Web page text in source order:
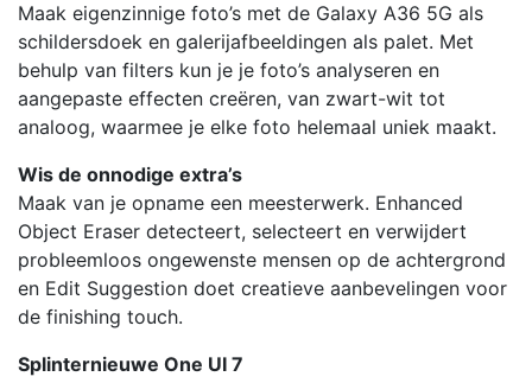
Maak eigenzinnige foto’s met de Galaxy A36 5G als
schildersdoek en galerijafbeeldingen als palet. Met
behulp van filters kun je je foto’s analyseren en
aangepaste effecten creëren, van zwart-wit tot
analoog, waarmee je elke foto helemaal uniek maakt.
Wis de onnodige extra’s
Maak van je opname een meesterwerk. Enhanced
Object Eraser detecteert, selecteert en verwijdert
probleemloos ongewenste mensen op de achtergrond
en Edit Suggestion doet creatieve aanbevelingen voor
de finishing touch.
Splinternieuwe One UI 7